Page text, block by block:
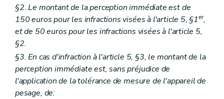
§2. Le montant de la perception immédiate est de
150 euros pour les infractions visées à l'article 5, §1er,
et de 50 euros pour les infractions visées à l'article 5,
§2.
§3. En cas d'infraction à l'article 5, §3, le montant de la
perception immédiate est, sans préjudice de
l'application de la tolérance de mesure de l'appareil de
pesage, de: